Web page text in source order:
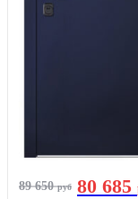
89 650руб 80 685